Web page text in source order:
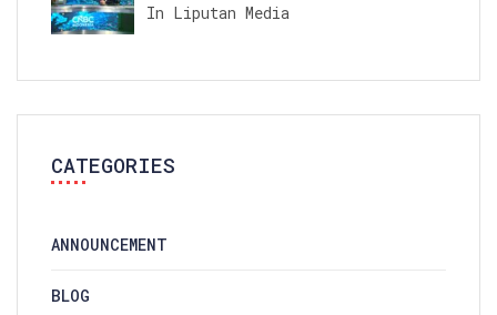
In Liputan Media
CATEGORIES
ANNOUNCEMENT
BLOG